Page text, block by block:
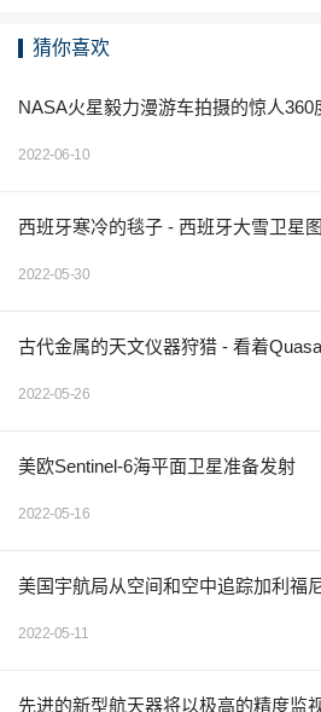
猜你喜欢
NASA火星毅力漫游车拍摄的惊人360
2022-06-10
西班牙寒冷的毯子 - 西班牙大雪卫星
2022-05-30
古代金属的天文仪器狩猎 - 看着
2022-05-26
美欧Sentinel-6海平面卫星准备发射
2022-05-16
美国宇航局从空间和空中追踪加利福
2022-05-11
先进的新型航天器将以极高的精度监